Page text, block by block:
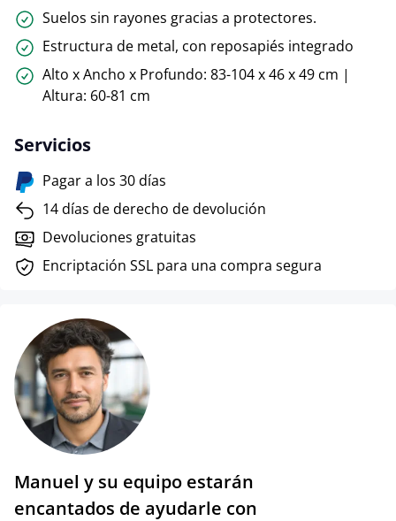
Suelos sin rayones gracias a protectores.
Estructura de metal, con reposapiés integrado
Alto x Ancho x Profundo: 83-104 x 46 x 49 cm |
Altura: 60-81 cm
Servicios
Pagar a los 30 días
14 días de derecho de devolución
Devoluciones gratuitas
Encriptación SSL para una compra segura
Manuel y su equipo estarán
encantados de ayudarle con